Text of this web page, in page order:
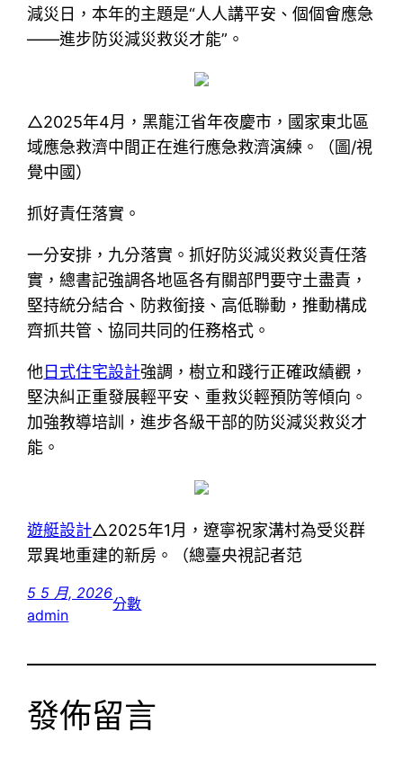
減災日，本年的主題是“人人講平安、個個會應急
——進步防災減災救災才能”。
△2025年4月，黑龍江省年夜慶市，國家東北區
域應急救濟中間正在進行應急救濟演練。（圖/視
覺中國）
抓好責任落實。
一分安排，九分落實。抓好防災減災救災責任落
實，總書記強調各地區各有關部門要守土盡責，
堅持統分結合、防救銜接、高低聯動，推動構成
齊抓共管、協同共同的任務格式。
他日式住宅設計強調，樹立和踐行正確政績觀，
堅決糾正重發展輕平安、重救災輕預防等傾向。
加強教導培訓，進步各級干部的防災減災救災才
能。
遊艇設計△2025年1月，遼寧祝家溝村為受災群
眾異地重建的新房。（總臺央視記者范
5 5 月, 2026
admin
分數
發佈留言